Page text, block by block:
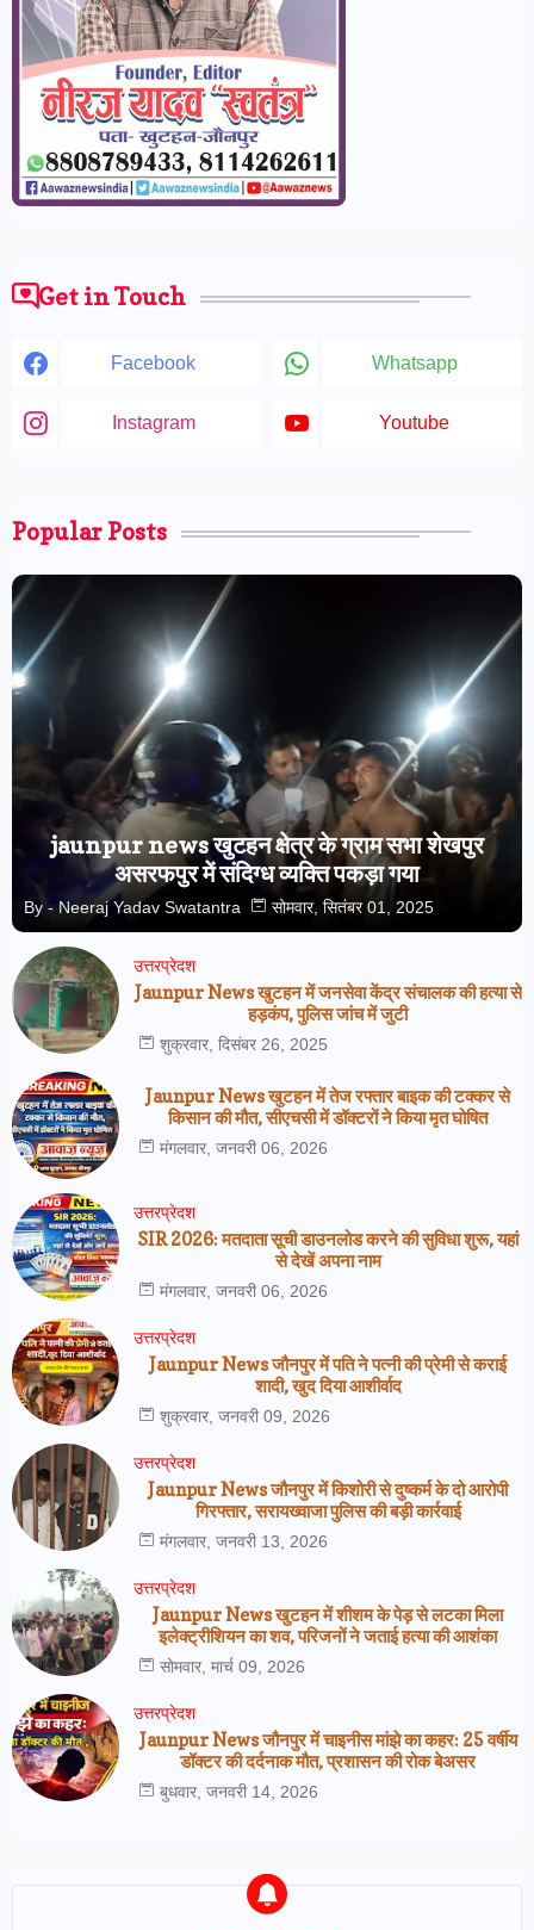
Get in Touch
Facebook Whatsapp
Instagram Youtube
Popular Posts
jaunpur news खुटहन क्षेत्र के ग्राम सभा शेखपुर
असरफपुर में संदिग्ध व्यक्ति पकड़ा गया
By - Neeraj Yadav Swatantra सोमवार, सितंबर 01, 2025
उत्तरप्रेदश
Jaunpur News खुटहन में जनसेवा केंद्र संचालक की हत्या से
हड़कंप, पुलिस जांच में जुटी
शुक्रवार, दिसंबर 26, 2025
Jaunpur News खुटहन में तेज रफ्तार बाइक की टक्कर से
किसान की मौत, सीएचसी में डॉक्टरों ने किया मृत घोषित
मंगलवार, जनवरी 06, 2026
उत्तरप्रेदश
SIR 2026: मतदाता सूची डाउनलोड करने की सुविधा शुरू, यहां
से देखें अपना नाम
मंगलवार, जनवरी 06, 2026
उत्तरप्रेदश
Jaunpur News जौनपुर में पति ने पत्नी की प्रेमी से कराई
शादी, खुद दिया आशीर्वाद
शुक्रवार, जनवरी 09, 2026
उत्तरप्रेदश
Jaunpur News जौनपुर में किशोरी से दुष्कर्म के दो आरोपी
गिरफ्तार, सरायख्वाजा पुलिस की बड़ी कार्रवाई
मंगलवार, जनवरी 13, 2026
उत्तरप्रेदश
Jaunpur News खुटहन में शीशम के पेड़ से लटका मिला
इलेक्ट्रीशियन का शव, परिजनों ने जताई हत्या की आशंका
सोमवार, मार्च 09, 2026
उत्तरप्रेदश
Jaunpur News जौनपुर में चाइनीस मांझे का कहर: 25 वर्षीय
डॉक्टर की दर्दनाक मौत, प्रशासन की रोक बेअसर
बुधवार, जनवरी 14, 2026